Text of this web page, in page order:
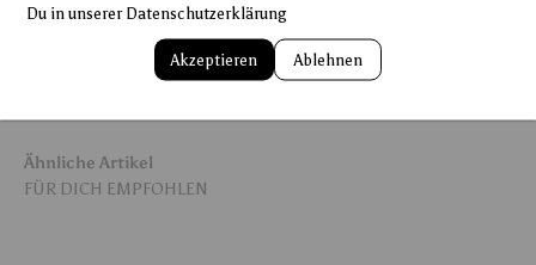
Pflegehinweise
Ähnliche Artikel
Du in unserer Datenschutzerklärung
Akzeptieren Ablehnen